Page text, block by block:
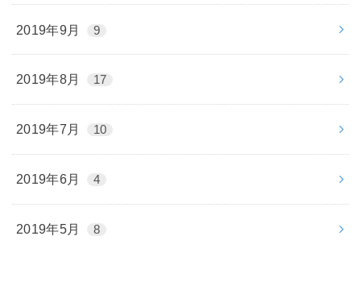
2019年9月 9
2019年8月 17
2019年7月 10
2019年6月 4
2019年5月 8